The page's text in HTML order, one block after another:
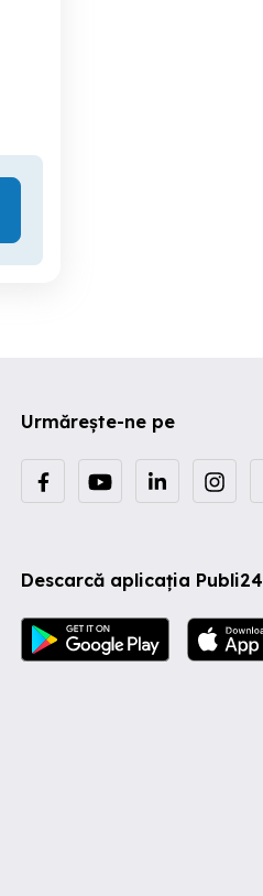
Urmărește-ne pe
Descarcă aplicația Publi24